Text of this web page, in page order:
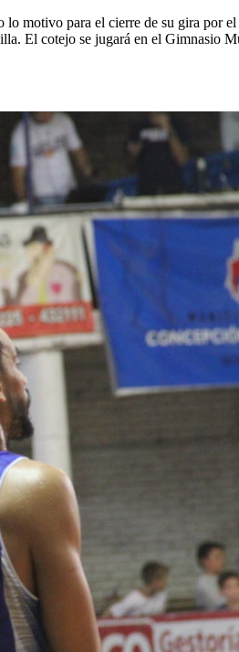
motivo para el cierre de su gira por
El cotejo se jugará en el Gimnasio